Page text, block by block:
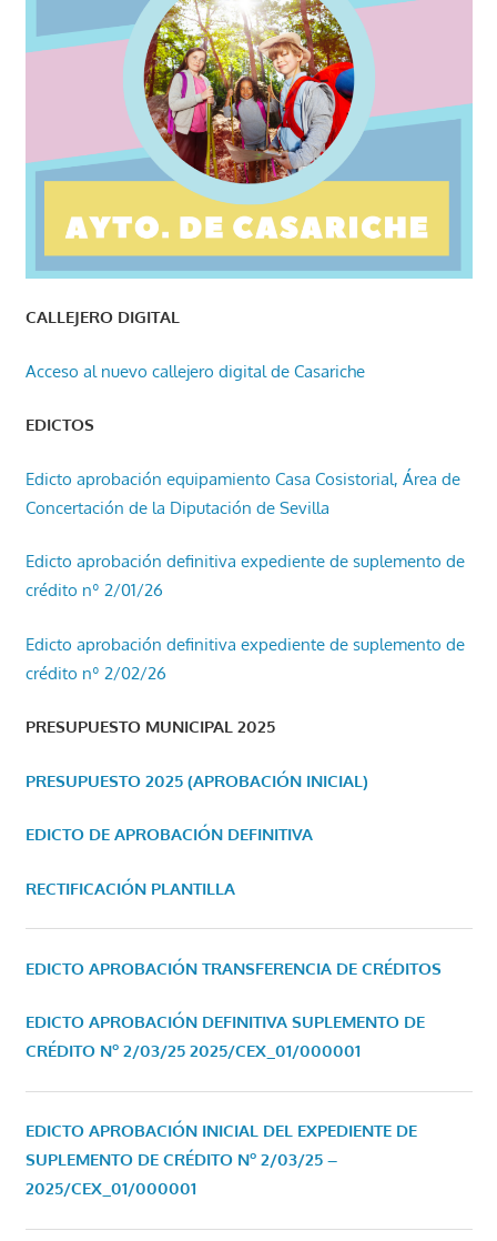
CALLEJERO DIGITAL
Acceso al nuevo callejero digital de Casariche
EDICTOS
Edicto aprobación equipamiento Casa Cosistorial, Área de
Concertación de la Diputación de Sevilla
Edicto aprobación definitiva expediente de suplemento de
crédito nº 2/01/26
Edicto aprobación definitiva expediente de suplemento de
crédito nº 2/02/26
PRESUPUESTO MUNICIPAL 2025
PRESUPUESTO 2025 (APROBACIÓN INICIAL)
EDICTO DE APROBACIÓN DEFINITIVA
RECTIFICACIÓN PLANTILLA
EDICTO APROBACIÓN TRANSFERENCIA DE CRÉDITOS
EDICTO APROBACIÓN DEFINITIVA SUPLEMENTO DE
CRÉDITO Nº 2/03/25 2025/CEX_01/000001
EDICTO APROBACIÓN INICIAL DEL EXPEDIENTE DE
SUPLEMENTO DE CRÉDITO Nº 2/03/25 –
2025/CEX_01/000001